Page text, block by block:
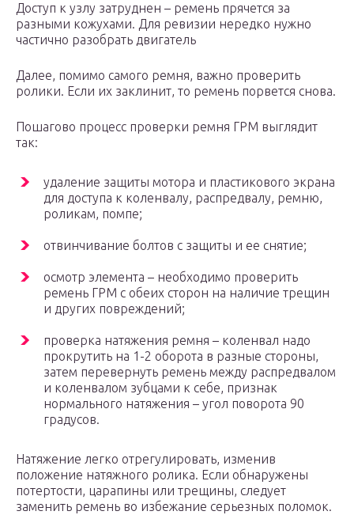
Доступ к узлу затруднен – ремень прячется за
разными кожухами. Для ревизии нередко нужно
частично разобрать двигатель
Далее, помимо самого ремня, важно проверить
ролики. Если их заклинит, то ремень порвется снова.
Пошагово процесс проверки ремня ГРМ выглядит
так:
удаление защиты мотора и пластикового экрана
для доступа к коленвалу, распредвалу, ремню,
роликам, помпе;
отвинчивание болтов с защиты и ее снятие;
осмотр элемента – необходимо проверить
ремень ГРМ с обеих сторон на наличие трещин
и других повреждений;
проверка натяжения ремня – коленвал надо
прокрутить на 1-2 оборота в разные стороны,
затем перевернуть ремень между распредвалом
и коленвалом зубцами к себе, признак
нормального натяжения – угол поворота 90
градусов.
Натяжение легко отрегулировать, изменив
положение натяжного ролика. Если обнаружены
потертости, царапины или трещины, следует
заменить ремень во избежание серьезных поломок.